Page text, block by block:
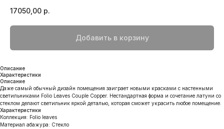
17050,00 р.
Добавить в корзину
Описание
Характеристики
Описание
Даже самый обычный дизайн помещения заиграет новыми красками с настенными
светильниками Folio Leaves Couple Copper. Нестандартная форма и сочетание латуни со
стеклом делают светильник яркой деталью, которая сможет украсить любое помещение.
Характеристики
Коллекция: Folio leaves
Материал абажура: Стекло